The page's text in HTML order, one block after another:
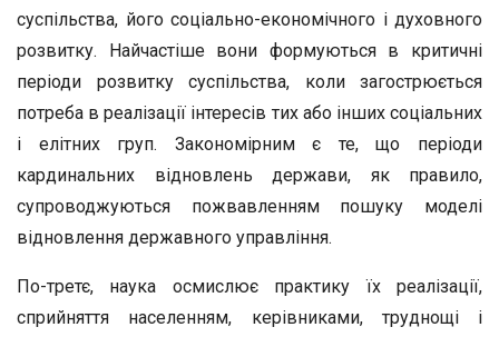
суспільства, його соціально-економічного і духовного
розвитку. Найчастіше вони формуються в критичні
періоди розвитку суспільства, коли загострюється
потреба в реалізації інтересів тих або інших соціальних
і елітних груп. Закономірним є те, що періоди
кардинальних відновлень держави, як правило,
супроводжуються пожвавленням пошуку моделі
відновлення державного управління.
По-третє, наука осмислює практику їх реалізації,
сприйняття населенням, керівниками, труднощі і